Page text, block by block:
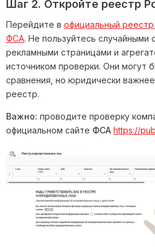
Шаг 2. Откройте реестр
Перейдите в официальный
ФСА. Не пользуйтесь случайными
рекламными страницами и
источником проверки. Они могут
сравнения, но юридически
реестр.
Важно: проводите проверку
официальном сайте ФСА https://